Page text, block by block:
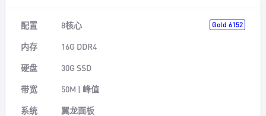
配置 8核心 Gold 6152
内存
16G DDR4
硬盘
30G SSD
带宽
50M | 峰值
系统
翼龙面板